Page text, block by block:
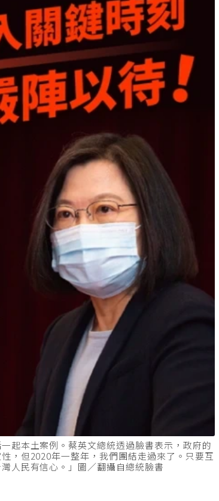
起本土案例。蔡英文總統透過臉書表示，政府的
，但2020年一整年，我們團結走過來了。只要互